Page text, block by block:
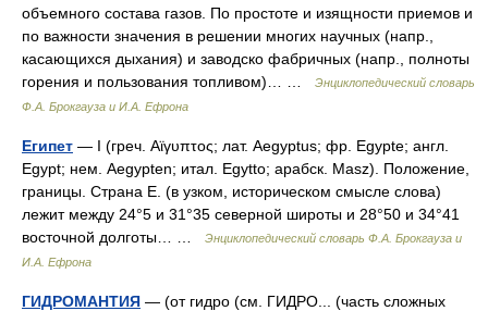
объемного состава газов. По простоте и изящности приемов и
по важности значения в решении многих научных (напр.,
касающихся дыхания) и заводско фабричных (напр., полноты
горения и пользования топливом)… …
Энциклопедический словарь
Ф.А. Брокгауза и И.А. Ефрона
Египет — I (греч. Αϊγυπτος; лат. Aegyptus; фр. Egypte; англ.
Egypt; нем. Aegypten; итал. Egytto; арабск. Masz). Положение,
границы. Страна Е. (в узком, историческом смысле слова)
лежит между 24°5 и 31°35 северной широты и 28°50 и 34°41
восточной долготы… …
Энциклопедический словарь Ф.А. Брокгауза и
И.А. Ефрона
ГИДРОМАНТИЯ — (от гидро (см. ГИДРО... (часть сложных